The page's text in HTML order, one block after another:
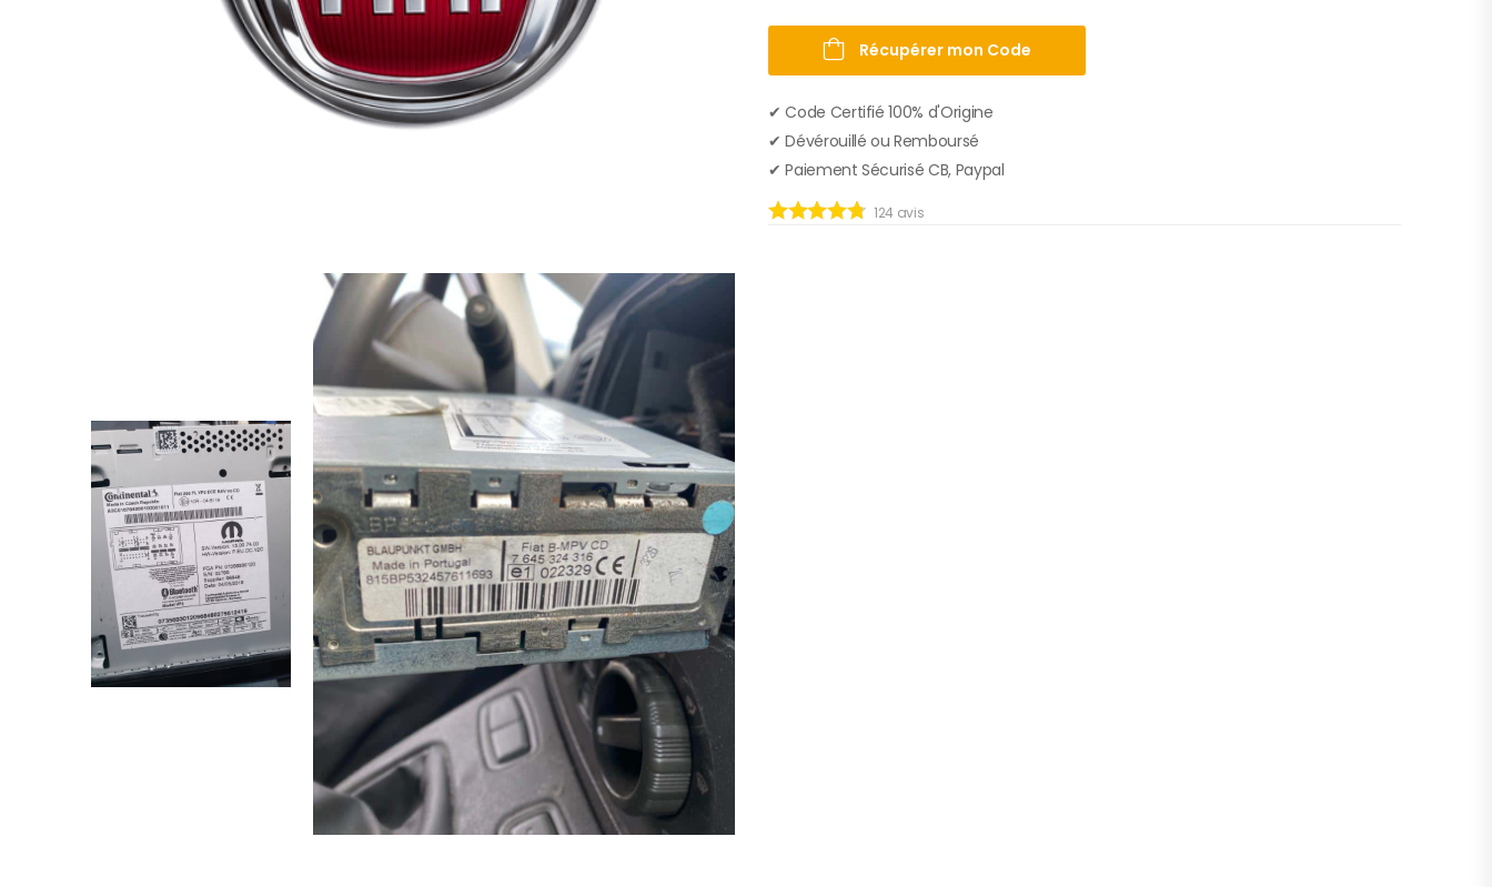
Récupérer mon Code
✔︎ Code Certifié 100% d'Origine
✔︎ Dévérouillé ou Remboursé
✔︎ Paiement Sécurisé CB, Paypal
124 avis